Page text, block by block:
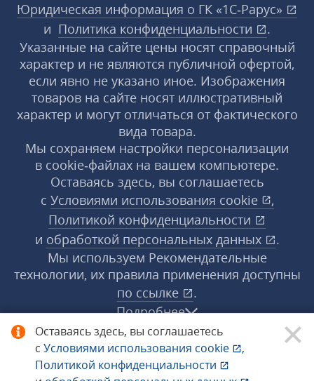
Оставаясь здесь, вы соглашаетесь
с Условиями использования cookie
,
Политикой конфиденциальности
Юридическая информация о ГК «1С‑Рарус»
и Политика конфиденциальности
.
Указанные на сайте цены носят справочный
характер и не являются публичной офертой,
если явно не указано иное. Изображения
товаров на сайте носят иллюстративный
характер и могут отличаться от фактического
вида товара.
Мы сохраняем настройки персонализации
в cookie‑файлах на вашем компьютере.
Оставаясь здесь, вы соглашаетесь
с Условиями использования cookie
,
Политикой конфиденциальности
и обработкой персональных данных
.
Мы используем Рекомендательные
технологии, их правила применения доступны
по ссылке
.
Подробнее
© 1998−2026 «1С‑Рарус» ®. Все права
защищены.